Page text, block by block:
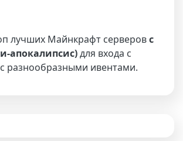
лучших Майнкрафт серверовс
апокалипсис)для входа с
с разнообразными ивентами.